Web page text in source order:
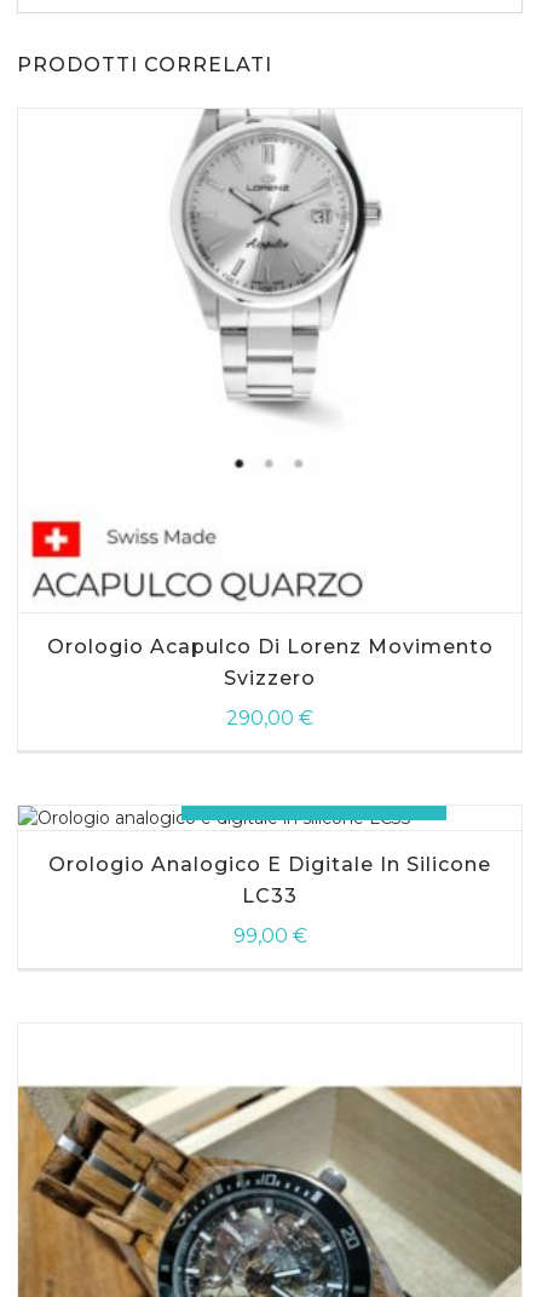
PRODOTTI CORRELATI
Orologio Acapulco Di Lorenz Movimento
Svizzero
290,00 €
Orologio Analogico E Digitale In Silicone
LC33
99,00 €